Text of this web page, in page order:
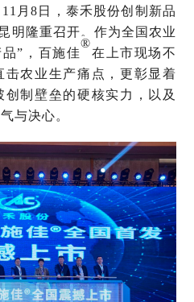
11月8日，泰禾股份创制新品
明隆重召开。作为全国农业
”，百施佳
®
在上市现场不
击农业生产痛点，更彰显着
创制壁垒的硬核实力，以及
与决心。